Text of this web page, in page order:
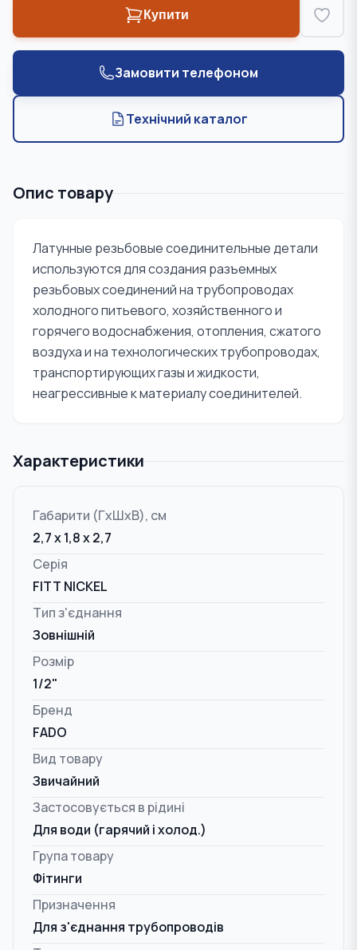
Купити
Замовити телефоном
Технічний каталог
Опис товару
Латунные резьбовые соединительные детали
используются для создания разъемных
резьбовых соединений на трубопроводах
холодного питьевого, хозяйственного и
горячего водоснабжения, отопления, сжатого
воздуха и на технологических трубопроводах,
транспортирующих газы и жидкости,
неагрессивные к материалу соединителей.
Характеристики
Габарити (ГxШxВ), см
2,7 x 1,8 x 2,7
Серія
FITT NICKEL
Тип з'єднання
Зовнішній
Розмір
1/2"
Бренд
FADO
Вид товару
Звичайний
Застосовується в рідині
Для води (гарячий і холод.)
Група товару
Фітинги
Призначення
Для з'єднання трубопроводів